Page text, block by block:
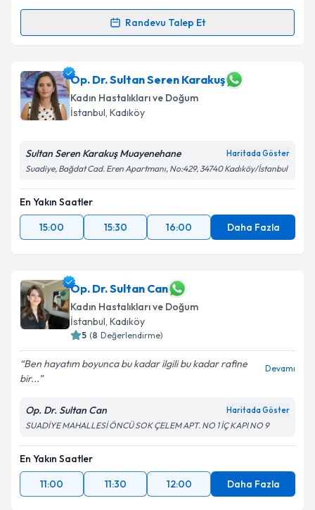
Randevu Talep Et
Randevu Takvimi Talebi
Doç. Dr. Özgür Bigeiçin randevu takvimi talebi
oluşturun. Size bu uzmandan randevu almanız için bir
takvim hazırlandığında e-posta ile bilgilendireceğiz.
Kişisel verilerimin işlenmesine ilişkin
Metni'ni okudum ve kişisel verilerimin belirtilen
kapsamda işlenmesini kabul ediyorum.
Op. Dr. Sultan Seren Karakuş
Kadın Hastalıkları ve Doğum
İstanbul, Kadıköy
Sultan Seren Karakuş Muayenehane Haritada Göster
Suadiye, Bağdat Cad. Eren Apartmanı, No:429, 34740 Kadıköy/İstanbul
En Yakın Saatler
15:00
15:30 16:00 Daha Fazla
Op. Dr. Sultan Can
Kadın Hastalıkları ve Doğum
İstanbul, Kadıköy
5 (8 Değerlendirme)
Ben hayatım boyunca bu kadar ilgili bu kadar rafine
bir...
Devamı
Op. Dr. Sultan Can Haritada Göster
SUADİYE MAHALLESİ ÖNCÜ SOK ÇELEM APT. NO 1 İÇ KAPI NO 9
En Yakın Saatler
11:00
11:30 12:00 Daha Fazla